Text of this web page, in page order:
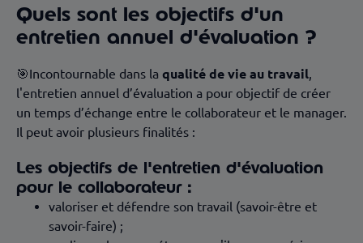
Quels sont les objectifs d'un
entretien annuel d'évaluation ?
🎯Incontournable dans la qualité de vie au travail,
l'entretien annuel d’évaluation a pour objectif de créer
un temps d’échange entre le collaborateur et le manager.
Il peut avoir plusieurs finalités :
Les objectifs de l'entretien d'évaluation
pour le collaborateur :
valoriser et défendre son travail (savoir-être et
savoir-faire) ;